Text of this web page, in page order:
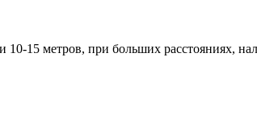
15 метров, при больших расстояниях,